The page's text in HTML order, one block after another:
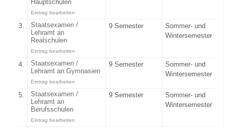
Hauptschulen
Eintrag bearbeiten
3.
Staatsexamen /
Lehramt an
Realschulen
Eintrag bearbeiten
9 Semester
Sommer- und
Wintersemester
4.
Staatsexamen /
Lehramt an Gymnasien
Eintrag bearbeiten
9 Semester
Sommer- und
Wintersemester
5.
Staatsexamen /
Lehramt an
Berufsschulen
Eintrag bearbeiten
9 Semester
Sommer- und
Wintersemester